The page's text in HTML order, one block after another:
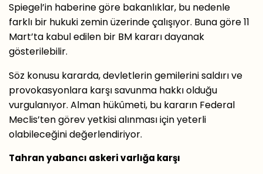
Spiegel’in haberine göre bakanlıklar, bu nedenle
farklı bir hukuki zemin üzerinde çalışıyor. Buna göre 11
Mart’ta kabul edilen bir BM kararı dayanak
gösterilebilir.
Söz konusu kararda, devletlerin gemilerini saldırı ve
provokasyonlara karşı savunma hakkı olduğu
vurgulanıyor. Alman hükûmeti, bu kararın Federal
Meclis’ten görev yetkisi alınması için yeterli
olabileceğini değerlendiriyor.
Tahran yabancı askeri varlığa karşı